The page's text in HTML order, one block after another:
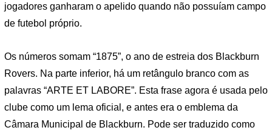
jogadores ganharam o apelido quando não possuíam campo
de futebol próprio.
Os números somam “1875”, o ano de estreia dos Blackburn
Rovers. Na parte inferior, há um retângulo branco com as
palavras “ARTE ET LABORE”. Esta frase agora é usada pelo
clube como um lema oficial, e antes era o emblema da
Câmara Municipal de Blackburn. Pode ser traduzido como